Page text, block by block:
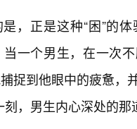
，正是这种“困”的
一个男生，在一次
捉到他眼中的疲惫，
刻，男生内心深处的